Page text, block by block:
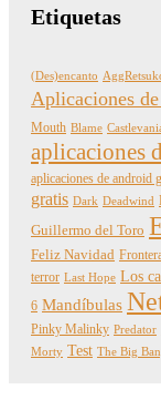
Etiquetas
(Des)encanto
Aplicaciones
Mouth Blame
aplicaciones
aplicaciones de android
gratis Dark Deadwind
Guillermo del Toro
Feliz Navidad
terror Last Hope Los
6 Mandíbulas
Pinky Malinky Predator
Morty Test The Big